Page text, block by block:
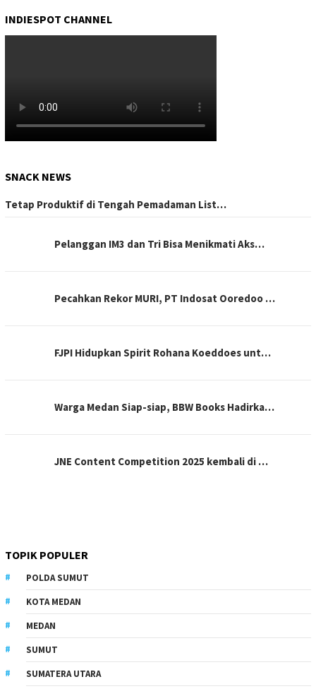
INDIESPOT CHANNEL
SNACK NEWS
Tetap Produktif di Tengah Pemadaman List…
Pelanggan IM3 dan Tri Bisa Menikmati Aks…
Pecahkan Rekor MURI, PT Indosat Ooredoo …
FJPI Hidupkan Spirit Rohana Koeddoes unt…
Warga Medan Siap-siap, BBW Books Hadirka…
JNE Content Competition 2025 kembali di …
TOPIK POPULER
POLDA SUMUT
KOTA MEDAN
MEDAN
SUMUT
SUMATERA UTARA